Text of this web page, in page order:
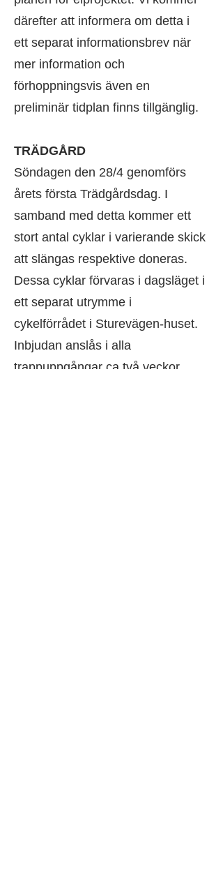
därefter att informera om detta i
ett separat informationsbrev när
mer information och
förhoppningsvis även en
preliminär tidplan finns tillgänglig.
TRÄDGÅRD
Söndagen den 28/4 genomförs
årets första Trädgårdsdag. I
samband med detta kommer ett
stort antal cyklar i varierande skick
att slängas respektive doneras.
Dessa cyklar förvaras i dagsläget i
ett separat utrymme i
cykelförrådet i Sturevägen-huset.
Inbjudan anslås i alla
trappuppgångar ca två veckor